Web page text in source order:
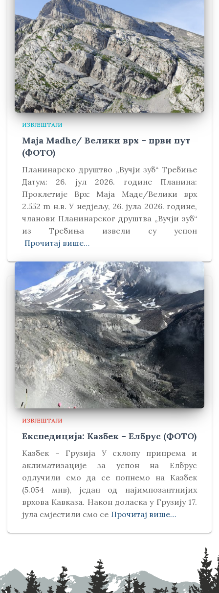
ИЗВЈЕШТАЈИ
Maja Madhe/ Велики врх – први пут
(ФОТО)
Планинарско друштво „Вучји зуб“ Требиње
Датум: 26. јул 2026. године Планина:
Проклетије Врх: Маја Маде/Велики врх
2.552 m н.в. У недјељу, 26. јула 2026. године,
чланови Планинарског друштва „Вучји зуб“
из Требиња извели су успон
Прочитај више…
ИЗВЈЕШТАЈИ
Експедиција: Казбек – Елбрус (ФОТО)
Kазбек – Грузија У склопу припрема и
аклиматизације за успон на Елбрус
одлучили смо да се попнемо на Kазбек
(5.054 мнв), један од најимпозантнијих
врхова Kавказа. Након доласка у Грузију 17.
јула смјестили смо се Прочитај више…